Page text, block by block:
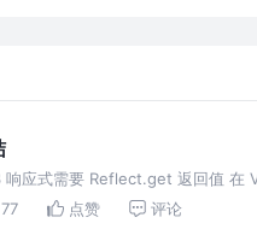
响应式需要 Reflect.get 返回值 在
77 点赞 评论